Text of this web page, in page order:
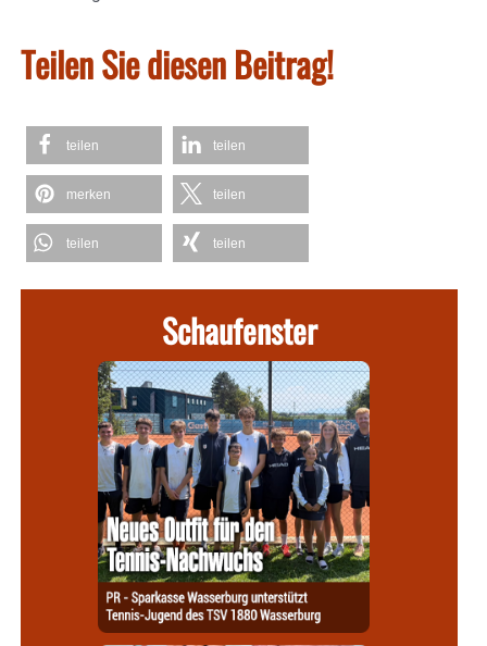
Teilen Sie diesen Beitrag!
teilen teilen
merken teilen
teilen teilen
Schaufenster